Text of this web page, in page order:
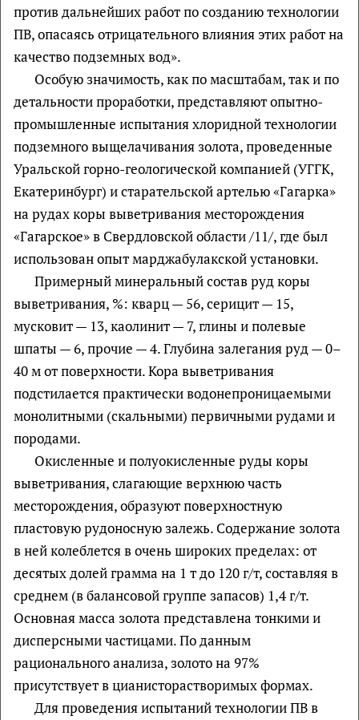
против дальнейших работ по созданию технологии
ПВ, опасаясь отрицательного влияния этих работ на
качество подземных вод».
Особую значимость, как по масштабам, так и по
детальности проработки, представляют опытно-
промышленные испытания хлоридной технологии
подземного выщелачивания золота, проведенные
Уральской горно-геологической компанией (УГГК,
Екатеринбург) и старательской артелью «Гагарка»
на рудах коры выветривания месторождения
«Гагарское» в Свердловской области /11/, где был
использован опыт марджабулакской установки.
Примерный минеральный состав руд коры
выветривания, %: кварц — 56, серицит — 15,
мусковит — 13, каолинит — 7, глины и полевые
шпаты — 6, прочие — 4. Глубина залегания руд — 0–
40 м от поверхности. Кора выветривания
подстилается практически водонепроницаемыми
монолитными (скальными) первичными рудами и
породами.
Окисленные и полуокисленные руды коры
выветривания, слагающие верхнюю часть
месторождения, образуют поверхностную
пластовую рудоносную залежь. Содержание золота
в ней колеблется в очень широких пределах: от
десятых долей грамма на 1 т до 120 г/т, составляя в
среднем (в балансовой группе запасов) 1,4 г/т.
Основная масса золота представлена тонкими и
дисперсными частицами. По данным
рационального анализа, золото на 97%
присутствует в цианисторастворимых формах.
Для проведения испытаний технологии ПВ в